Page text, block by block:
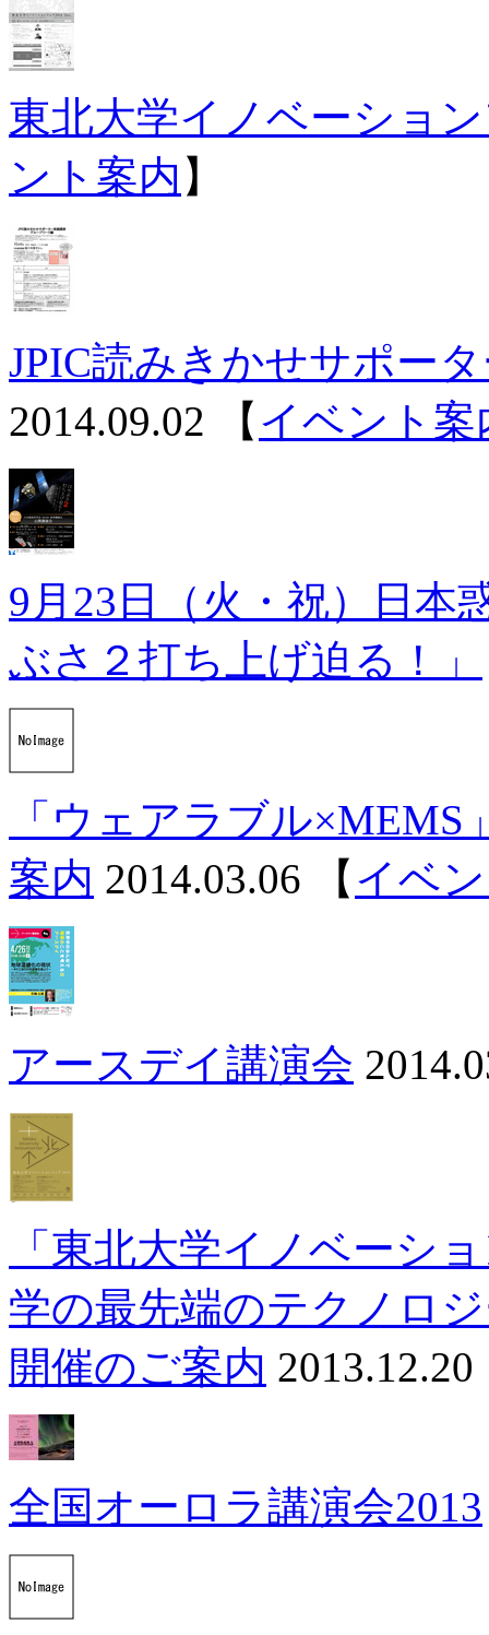
東北大学イノベーショ
ント案内 】
JPIC読みきかせサポー
2014.09.02
【 イベント案
9月23日（火・祝）日本
ぶさ２打ち上げ迫る！」
「ウェアラブル
案内 2014.03.06 【 イベ
アースデイ講演会
「東北大学イノベーシ
学の最先端のテクノロ
開催のご案内 2013.12.20
全国オーロラ講演会2013